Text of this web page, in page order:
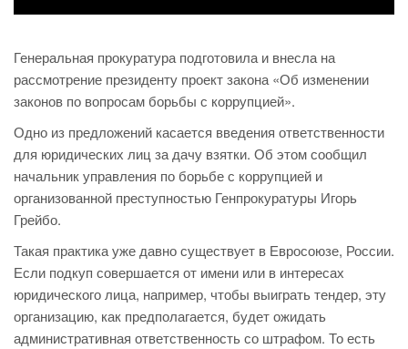
Генеральная прокуратура подготовила и внесла на
рассмотрение президенту проект закона «Об изменении
законов по вопросам борьбы с коррупцией».
Одно из предложений касается введения ответственности
для юридических лиц за дачу взятки. Об этом сообщил
начальник управления по борьбе с коррупцией и
организованной преступностью Генпрокуратуры Игорь
Грейбо.
Такая практика уже давно существует в Евросоюзе, России.
Если подкуп совершается от имени или в интересах
юридического лица, например, чтобы выиграть тендер, эту
организацию, как предполагается, будет ожидать
административная ответственность со штрафом. То есть